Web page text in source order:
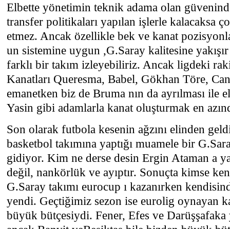
Elbette yönetimin teknik adama olan
transfer politikaları yapılan işlerle kalacaksa
etmez. Ancak özellikle bek ve kanat
un sistemine uygun ,G.Saray kalitesine
farklı bir takım izleyebiliriz. Ancak ligdeki
Kanatları Queresma, Babel, Gökhan Töre,
emanetken biz de Bruma nın da ayrılması ile
Yasin gibi adamlarla kanat oluşturmak en
Son olarak futbola kesenin ağzını elinden
basketbol takımına yaptığı muamele bir
gidiyor. Kim ne derse desin Ergin Ataman a
değil, nankörlük ve ayıptır. Sonuçta kimse
G.Saray takımı eurocup ı kazanırken
yendi. Geçtiğimiz sezon ise eurolig oynayan
büyük bütçesiydi. Fener, Efes ve Darüşşafaka